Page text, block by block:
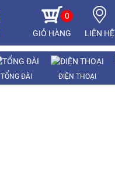
0
GIỎ HÀNG
LIÊN HỆ
TỔNG ĐÀI ĐIỆN THOẠI